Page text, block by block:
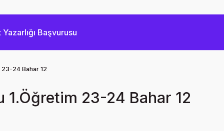
Yazarlığı Başvurusu
24 Bahar 12
1.Öğretim 23-24 Bahar 12